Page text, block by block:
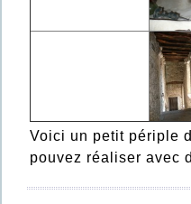
Voici un petit périple
pouvez réaliser avec